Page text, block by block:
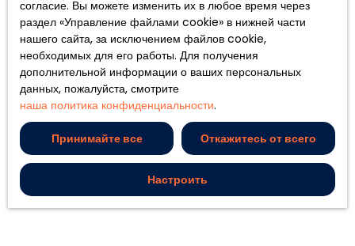
согласие. Вы можете изменить их в любое время через
раздел «Управление файлами cookie» в нижней части
нашего сайта, за исключением файлов cookie,
необходимых для его работы. Для получения
дополнительной информации о ваших персональных
данных, пожалуйста, смотрите
наша политика конфиденциальности.
Принимайте все Откажитесь от всего
Настроить